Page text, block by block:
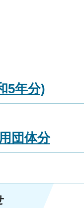
5年分)
団体分